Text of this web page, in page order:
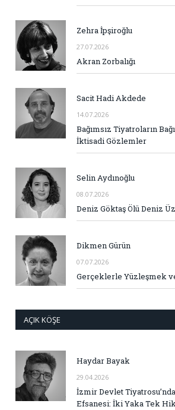
Zehra İpşiroğlu
27.07.2026
Akran Zorbalığı
Sacit Hadi Akdede
14.07.2026
Bağımsız Tiyatroların
İktisadi Gözlemler
Selin Aydınoğlu
08.07.2026
Deniz Göktaş Ölü Deniz
Dikmen Gürün
07.07.2026
Gerçeklerle Yüzleşmek
AÇIK KÖŞE
Haydar Bayak
29.04.2026
İzmir Devlet
Efsanesi: İki Yaka Tek